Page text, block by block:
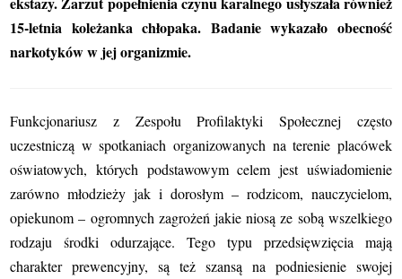
15-letnia koleżanka chłopaka. Badanie wykazało obecność
narkotyków w jej organizmie.
Funkcjonariusz z Zespołu Profilaktyki Społecznej często
uczestniczą w spotkaniach organizowanych na terenie placówek
oświatowych, których podstawowym celem jest uświadomienie
zarówno młodzieży jak i dorosłym – rodzicom, nauczycielom,
opiekunom – ogromnych zagrożeń jakie niosą ze sobą wszelkiego
rodzaju środki odurzające. Tego typu przedsięwzięcia mają
charakter prewencyjny, są też szansą na podniesienie swojej